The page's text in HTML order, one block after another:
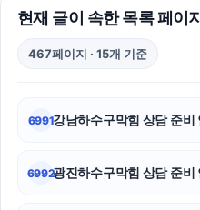
현재 글이 속한 목록 페이
467페이지 · 15개 기준
6991강남하수구막힘 상담 준
6992광진하수구막힘 상담 준